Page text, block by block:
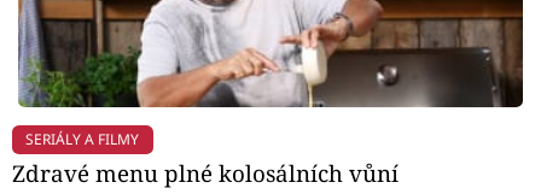
SERIÁLY A FILMY
Zdravé menu plné kolosálních vůní